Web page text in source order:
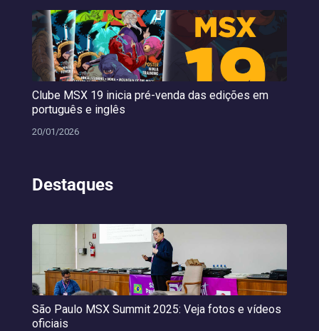
Clube MSX 19 inicia pré-venda das edições em
português e inglês
20/01/2026
Destaques
São Paulo MSX Summit 2025: Veja fotos e vídeos
oficiais